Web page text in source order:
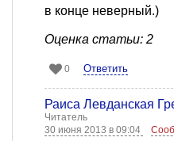
в конце неверный.)
Оценка статьи: 2
0 Ответить
Раиса Левданская
Читатель
30 июня 2013 в 09:04